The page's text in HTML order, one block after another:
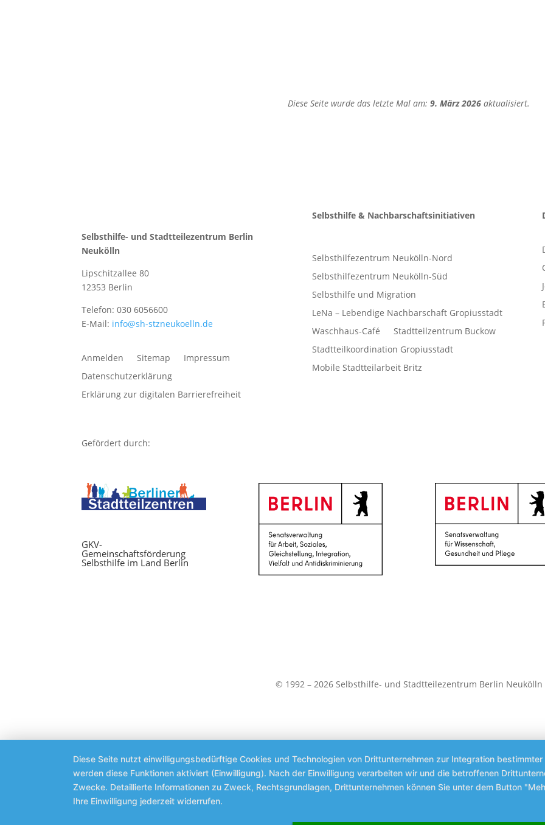
Diese Seite wurde das letzte Mal am: 9. März 2026 aktualisiert.
Selbsthilfe- und Stadtteilezentrum Berlin
Neukölln
Lipschitzallee 80
12353 Berlin
Telefon: 030 6056600
E-Mail: info@sh-stzneukoelln.de
Anmelden Sitemap
Impressum
Datenschutzerklärung
Erklärung zur digitalen Barrierefreiheit
Selbsthilfe & Nachbarschaftsinitiativen
Selbsthilfezentrum Neukölln-Nord
Selbsthilfezentrum Neukölln-Süd
Selbsthilfe und Migration
LeNa – Lebendige Nachbarschaft Gropiusstadt
Waschhaus-Café
Stadtteilzentrum Buckow
Stadtteilkoordination Gropiusstadt
Mobile Stadtteilarbeit Britz
Gefördert durch:
GKV-
Gemeinschaftsförderung
Selbsthilfe im Land Berlin
© 1992 – 2026 Selbsthilfe- und Stadtteilezentrum Berlin Neukölln
Diese Seite nutzt einwilligungsbedürftige Cookies und Technologien von Drittunternehmen zur Integration
werden diese Funktionen aktiviert (Einwilligung). Nach der Einwilligung verarbeiten wir und die betroffenen
Zwecke. Detaillierte Informationen zu Zweck, Rechtsgrundlagen, Drittunternehmen können Sie unter dem Button
Ihre Einwilligung jederzeit widerrufen.